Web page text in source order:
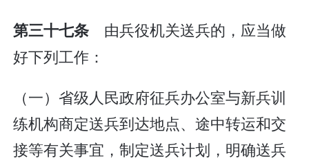
第三十七条 由兵役机关送兵的，应当做
好下列工作：
（一）省级人民政府征兵办公室与新兵训
练机构商定送兵到达地点、途中转运和交
接等有关事宜，制定送兵计划，明确送兵